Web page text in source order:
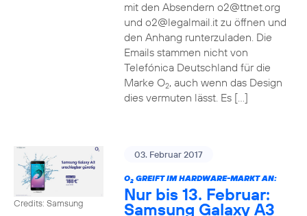
mit den Absendern o2@ttnet.org
und o2@legalmail.it zu öffnen und
den Anhang runterzuladen. Die
Emails stammen nicht von
Telefónica Deutschland für die
Marke O2, auch wenn das Design
dies vermuten lässt. Es […]
Credits: Samsung
03. Februar 2017
O2GREIFT IM HARDWARE-MARKT AN:
Nur bis 13. Februar:
Samsung Galaxy A3